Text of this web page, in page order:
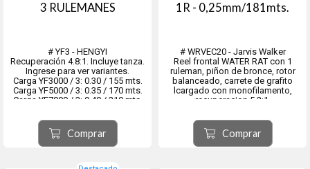
3 RULEMANES
# YF3 - HENGYI
Recuperación 4.8:1. Incluye tanza.
Ingrese para ver variantes.
Carga YF3000 / 3: 0.30 / 155 mts.
Carga YF5000 / 3: 0.35 / 170 mts.
Carga YF7000 / 3: 0.40 / 210 mts.
Comprar
1R - 0,25mm/181mts.
# WRVEC20 - Jarvis Walker
Reel frontal WATER RAT con 1
ruleman, piñon de bronce, rotor
balanceado, carrete de grafito
lcargado con monofilamento,
recuperacion 5.2:1.
inoxidable.
Comprar